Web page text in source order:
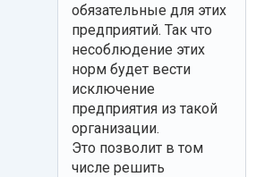
обязательные для этих
предприятий. Так что
несоблюдение этих
норм будет вести
исключение
предприятия из такой
организации.
Это позволит в том
числе решить